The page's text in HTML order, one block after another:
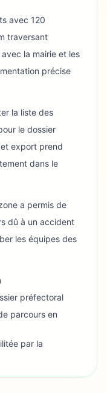
avec 120
traversant
la mairie et les
précise
la liste des
le dossier
export prend
dans le
a permis de
dû à un accident
les équipes des
préfectoral
parcours en
par la